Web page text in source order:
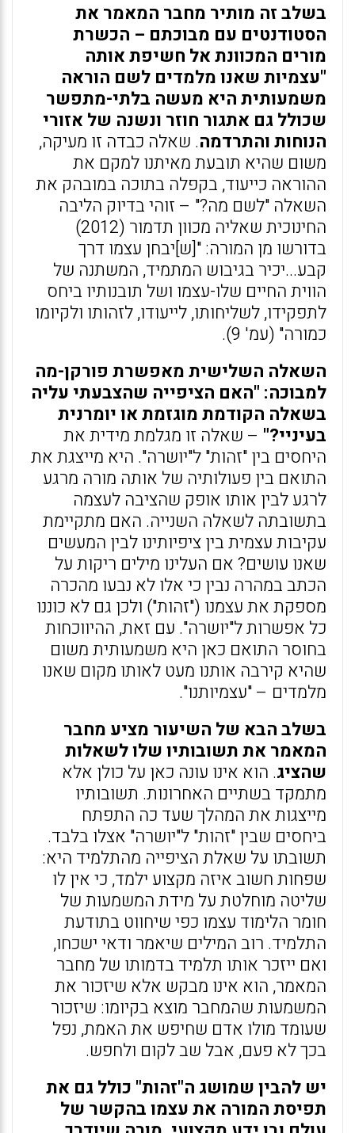
בשלב זה מותיר מחבר המאמר את
הסטודנטים עם מבוכתם – הכשרת
מורים המכוונת אל חשיפת אותה
"עצמיות שאנו מלמדים לשם הוראה
משמעותית היא מעשה בלתי-מתפשר
שכולל גם אתגור חוזר ונשנה של אזורי
הנוחות והתרדמה. שאלה כבדה זו מעיקה,
משום שהיא תובעת מאיתנו למקם את
ההוראה כייעוד, בקפלה בתוכה במובהק את
השאלה "לשם מה?" – זוהי בדיוק הליבה
החינוכית שאליה מכוון תדמור (2012)
בדורשו מן המורה: "[ש]יבחן עצמו דרך
קבע...יכיר בגיבוש המתמיד, המשתנה של
הווית החיים שלו-עצמו ושל תובנותיו ביחס
לתפקידו, לשליחותו, לייעודו, לזהותו ולקיומו
כמורה" (עמ' 9).
השאלה השלישית מאפשרת פורקן-מה
למבוכה: "האם הציפייה שהצבעתי עליה
בשאלה הקודמת מוגזמת או יומרנית
בעיניי?" – שאלה זו מגלמת מידית את
היחסים בין "זהות" ל"יושרה". היא מייצגת את
התואם בין פעולותיה של אותה מורה מרגע
לרגע לבין אותו אופק שהציבה לעצמה
בתשובתה לשאלה השנייה. האם מתקיימת
עקיבות עצמית בין ציפיותינו לבין המעשים
שאנו עושים? אם העלינו מילים ריקות על
הכתב במהרה נבין כי אלו לא נבעו מהכרה
מספקת את עצמנו ("זהות") ולכן גם לא כוננו
כל אפשרות ל"יושרה". עם זאת, ההיווכחות
בחוסר התואם כאן היא משמעותית משום
שהיא קירבה אותנו מעט לאותו מקום שאנו
מלמדים – "עצמיותנו".
בשלב הבא של השיעור מציע מחבר
המאמר את תשובותיו שלו לשאלות
שהציג. הוא אינו עונה כאן על כולן אלא
מתמקד בשתיים האחרונות. תשובותיו
מייצגות את המהלך שעד כה התפתח
ביחסים שבין "זהות" ל"יושרה" אצלו בלבד.
תשובתו על שאלת הציפייה מהתלמיד היא:
שפחות חשוב איזה מקצוע ילמד, כי אין לו
שליטה מוחלטת על מידת המשמעות של
חומר הלימוד עצמו כפי שיחווט בתודעת
התלמיד. רוב המילים שיאמר ודאי ישכחו,
ואם ייזכר אותו תלמיד בדמותו של מחבר
המאמר, הוא אינו מבקש אלא שיזכור את
המשמעות שהמחבר מוצא בקיומו: שיזכור
שעומד מולו אדם שחיפש את האמת, נפל
בכך לא פעם, אבל שב לקום ולחפש.
יש להבין שמושג ה"זהות" כולל גם את
תפיסת המורה את עצמו בהקשר של